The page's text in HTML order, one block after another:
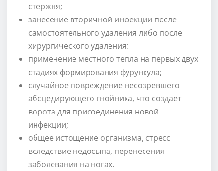
стержня;
занесение вторичной инфекции после
самостоятельного удаления либо после
хирургического удаления;
применение местного тепла на первых двух
стадиях формирования фурункула;
случайное повреждение несозревшего
абсцедирующего гнойника, что создает
ворота для присоединения новой
инфекции;
общее истощение организма, стресс
вследствие недосыпа, перенесения
заболевания на ногах.